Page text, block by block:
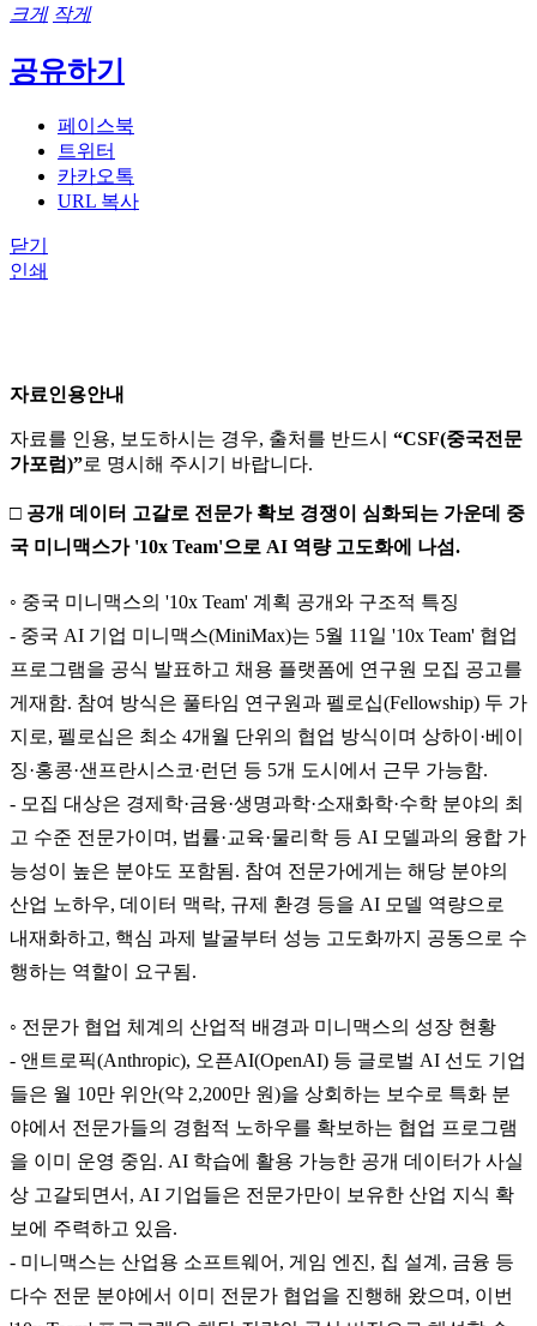
크게 작게
공유하기
페이스북
트위터
카카오톡
URL 복사
닫기
인쇄
자료인용안내
자료를 인용, 보도하시는 경우, 출처를 반드시 “CSF(중국전문
가포럼)”로 명시해 주시기 바랍니다.
□ 공개 데이터 고갈로 전문가 확보 경쟁이 심화되는 가운데 중
국 미니맥스가 '10x Team'으로 AI 역량 고도화에 나섬.
◦ 중국 미니맥스의 '10x Team' 계획 공개와 구조적 특징
- 중국 AI 기업 미니맥스(MiniMax)는 5월 11일 '10x Team' 협업
프로그램을 공식 발표하고 채용 플랫폼에 연구원 모집 공고를
게재함. 참여 방식은 풀타임 연구원과 펠로십(Fellowship) 두 가
지로, 펠로십은 최소 4개월 단위의 협업 방식이며 상하이·베이
징·홍콩·샌프란시스코·런던 등 5개 도시에서 근무 가능함.
- 모집 대상은 경제학·금융·생명과학·소재화학·수학 분야의 최
고 수준 전문가이며, 법률·교육·물리학 등 AI 모델과의 융합 가
능성이 높은 분야도 포함됨. 참여 전문가에게는 해당 분야의
산업 노하우, 데이터 맥락, 규제 환경 등을 AI 모델 역량으로
내재화하고, 핵심 과제 발굴부터 성능 고도화까지 공동으로 수
행하는 역할이 요구됨.
◦ 전문가 협업 체계의 산업적 배경과 미니맥스의 성장 현황
- 앤트로픽(Anthropic), 오픈AI(OpenAI) 등 글로벌 AI 선도 기업
들은 월 10만 위안(약 2,200만 원)을 상회하는 보수로 특화 분
야에서 전문가들의 경험적 노하우를 확보하는 협업 프로그램
을 이미 운영 중임. AI 학습에 활용 가능한 공개 데이터가 사실
상 고갈되면서, AI 기업들은 전문가만이 보유한 산업 지식 확
보에 주력하고 있음.
- 미니맥스는 산업용 소프트웨어, 게임 엔진, 칩 설계, 금융 등
다수 전문 분야에서 이미 전문가 협업을 진행해 왔으며, 이번